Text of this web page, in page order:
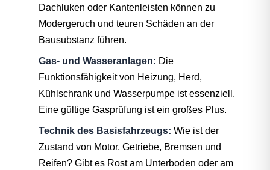
Dachluken oder Kantenleisten können zu
Modergeruch und teuren Schäden an der
Bausubstanz führen.
Gas- und Wasseranlagen: Die
Funktionsfähigkeit von Heizung, Herd,
Kühlschrank und Wasserpumpe ist essenziell.
Eine gültige Gasprüfung ist ein großes Plus.
Technik des Basisfahrzeugs: Wie ist der
Zustand von Motor, Getriebe, Bremsen und
Reifen? Gibt es Rost am Unterboden oder am